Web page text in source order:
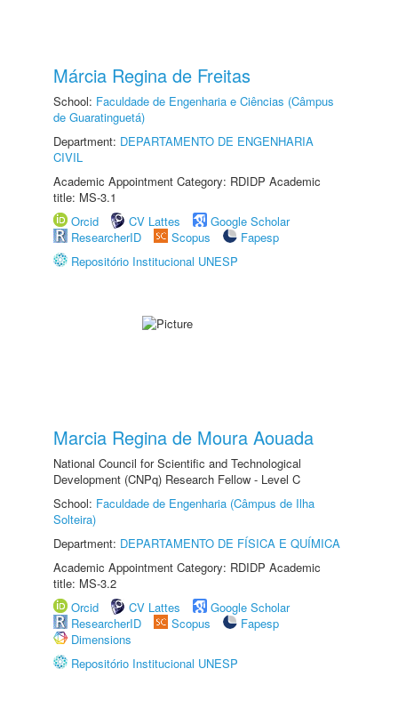
Márcia Regina de Freitas
School: Faculdade de Engenharia e Ciências (Câmpus
de Guaratinguetá)
Department: DEPARTAMENTO DE ENGENHARIA
CIVIL
Academic Appointment Category: RDIDP Academic
title: MS-3.1
Orcid
CV Lattes
Google Scholar
ResearcherID
Scopus
Fapesp
Repositório Institucional UNESP
Marcia Regina de Moura Aouada
National Council for Scientific and Technological
Development (CNPq) Research Fellow - Level C
School: Faculdade de Engenharia (Câmpus de Ilha
Solteira)
Department: DEPARTAMENTO DE FÍSICA E QUÍMICA
Academic Appointment Category: RDIDP Academic
title: MS-3.2
Orcid
CV Lattes
Google Scholar
ResearcherID
Scopus
Fapesp
Dimensions
Repositório Institucional UNESP